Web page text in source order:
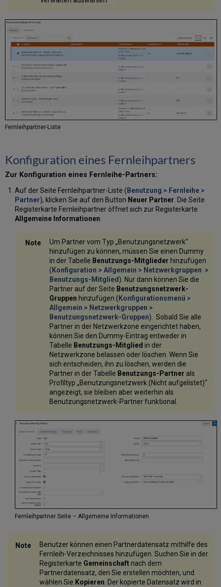
Fernleihpartner-Liste
Konfiguration eines Fernleihpartners
Zur Konfiguration eines Fernleihe-Partners:
Auf der Seite Fernleihpartner-Liste ( Benutzung > Fernleihe >
Partner), klicken Sie auf den Button Neuer Partner. Die Seite
Registerkarte Fernleihpartner öffnet sich zur Registerkarte
Allgemeine Informationen.
Um Partner vom Typ „Benutzungsnetzwerk“
hinzufügen zu können, müssen Sie einen Dummy
in der Tabelle Benutzungs-Mitglieder hinzufügen
( Konfiguration > Allgemein > Netzwerkgruppen >
Benutzungs-Mitglied ). Nur dann können Sie die
Partner auf der Seite Benutzungsnetzwerk-
Gruppen hinzufügen ( Konfigurationsmenü >
Allgemein > Netzwerkgruppen >
Benutzungsnetzwerk-Gruppen). Sobald Sie alle
Partner in der Netzwerkzone eingerichtet haben,
können Sie den Dummy-Eintrag entweder in
Tabelle Benutzungs-Mitglied in der
Netzwerkzone belassen oder löschen. Wenn Sie
sich entscheiden, ihn zu löschen, werden die
Partner in der Tabelle Benutzungs-Partner als
Profiltyp „Benutzungsnetzwerk (Nicht aufgelistet)“
angezeigt, sie bleiben aber weiterhin als
Benutzungsnetzwerk-Partner funktional.
Fernleihpartner Seite – Allgemeine Informationen
Benutzer können einen Partnerdatensatz mithilfe des
Fernleih-Verzeichnisses hinzufügen. Suchen Sie in der
Registerkarte Gemeinschaftnach dem
Partnerdatensatz, den Sie erstellen möchten, und
wählen Sie Kopieren. Der kopierte Datensatz wird in